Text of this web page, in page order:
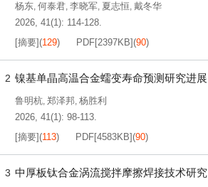
杨东, 何泰君, 李晓军, 夏志恒, 戴冬华
2026, 41(1): 114-128.
[摘要](129) PDF[2397KB](90)
2 镍基单晶高温合金蠕变寿命预测研究进展
鲁明杭, 郑泽邦, 杨胜利
2026, 41(1): 98-113.
[摘要](113) PDF[4583KB](90)
3 中厚板钛合金涡流搅拌摩擦焊接技术研究